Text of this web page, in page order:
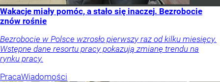
Wakacje miały pomóc, a stało się inaczej. Bezrobocie
znów rośnie
Bezrobocie w Polsce wzrosło pierwszy raz od kilku miesięcy.
Wstępne dane resortu pracy pokazują zmianę trendu na
rynku pracy.
PracaWiadomości